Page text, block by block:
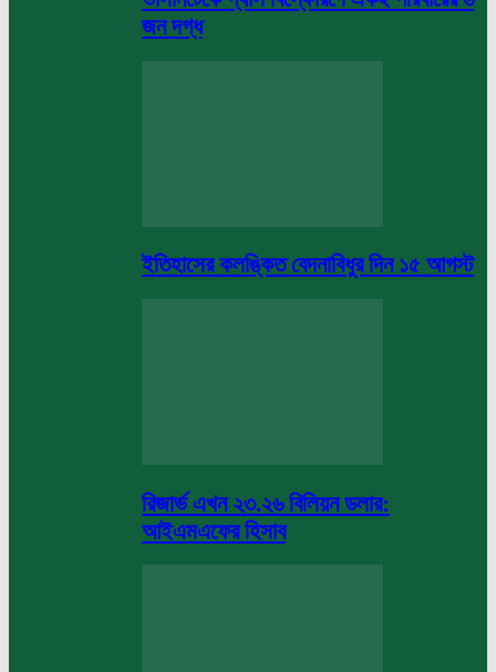
জন দগ্ধ
ইতিহাসের কলঙ্কিত বেদনাবিধুর দিন ১৫ আগস্ট
রিজার্ভ এখন ২৩.২৬ বিলিয়ন ডলার:
আইএমএফের হিসাব